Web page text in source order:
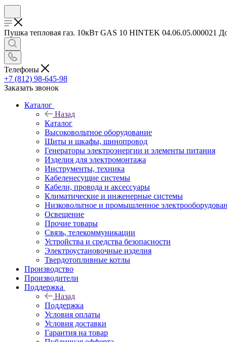
Пушка тепловая газ. 10кВт GAS 10 HINTEK 04.06.05.000021
Телефоны
+7 (812) 98-645-98
Заказать звонок
Каталог
Назад
Каталог
Высоковольтное оборудование
Щиты и шкафы, шинопровод
Генераторы электроэнергии и элементы питания
Изделия для электромонтажа
Инструменты, техника
Кабеленесущие системы
Кабели, провода и аксессуары
Климатические и инженерные системы
Низковольтное и промышленное
Освещение
Прочие товары
Связь, телекоммуникации
Устройства и средства безопасности
Электроустановочные изделия
Твердотопливные котлы
Производство
Производители
Поддержка
Назад
Поддержка
Условия оплаты
Условия доставки
Гарантия на товар